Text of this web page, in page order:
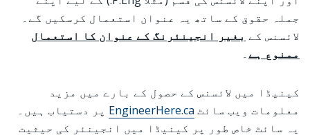
جملہ حقوق کے ساتھ یہ عنوان استعمال کرسکیں گے۔
لائسنس کے بغیر انجینئرنگ کے عنوان کا استعمال
ممنوع ہے۔
کینیڈا میں لائسنس کے حصول کے بارے میں مزید
معلومات ویب سائٹ EngineerHere.ca پر دستیاب ہیں۔
یہ سائٹ خاص طور پر کینیڈا میں انجینئر کی حیثیت